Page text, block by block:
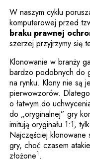
W naszym cyklu
komputerowej przed
braku prawnej
szerzej przyjrzymy się
Klonowanie w branży
bardzo podobnych do
na rynku. Klony nie są
pierwowzorów.
o łatwym do
do „oryginalnej” gry
imitują oryginału 1:1,
Najczęściej klonowane
gry, choć czasem
złożone1.